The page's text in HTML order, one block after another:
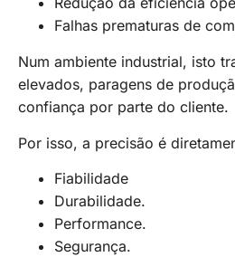
Falhas prematuras de
Num ambiente industrial, isto
elevados, paragens de
confiança por parte do cliente.
Por isso, a precisão é
Fiabilidade
Durabilidade.
Performance.
Segurança.